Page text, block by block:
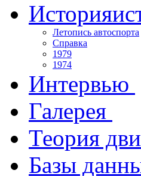
История
Летопись автоспорта
Справка
1979
1974
Интервью
Галерея
Теория
Базы